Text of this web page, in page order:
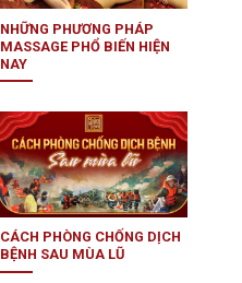
NHỮNG PHƯƠNG PHÁP
MASSAGE PHỔ BIẾN HIỆN
NAY
CÁCH PHÒNG CHỐNG DỊCH
BỆNH SAU MÙA LŨ